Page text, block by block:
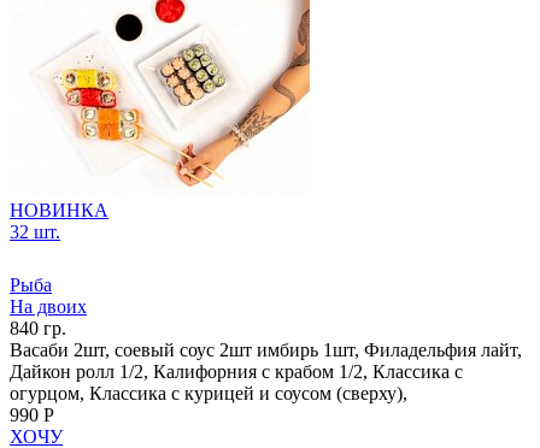
НОВИНКА
32 шт.
Рыба
На двоих
840 гр.
Васаби 2шт, соевый соус 2шт имбирь 1шт, Филадельфия лайт,
Дайкон ролл 1/2, Калифорния с крабом 1/2, Классика с
огурцом, Классика с курицей и соусом (сверху),
990 Р
ХОЧУ